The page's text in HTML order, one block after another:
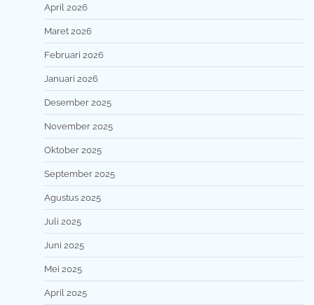
April 2026
Maret 2026
Februari 2026
Januari 2026
Desember 2025
November 2025
Oktober 2025
September 2025
Agustus 2025
Juli 2025
Juni 2025
Mei 2025
April 2025